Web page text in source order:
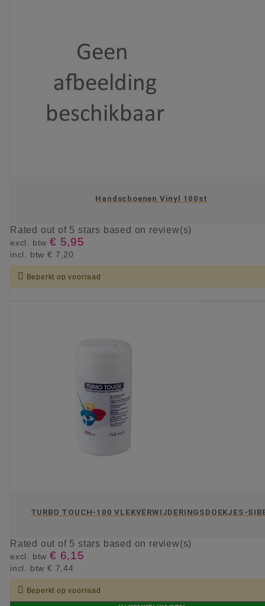
Handschoenen Vinyl 100st
Rated out of 5 stars based on review(s)
excl. btw € 5,95
incl. btw € 7,20
 Beperkt op voorraad
TURBO TOUCH-100 VLEKVERWIJDERINGSDOEKJES-
Rated out of 5 stars based on review(s)
excl. btw € 6,15
incl. btw € 7,44
 Beperkt op voorraad